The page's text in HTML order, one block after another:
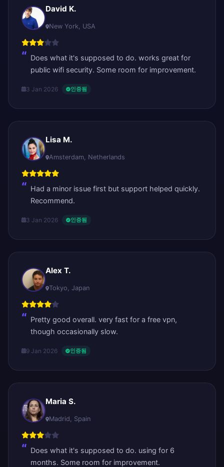
David K.
New York, USA
Does what it's supposed to do. works great for
public wifi security. Some room for improvement.
3 Jan 2026 인증됨
Lisa M.
Amsterdam, Netherlands
Had a minor issue first but support helped quickly.
Recommend.
3 Jan 2026 인증됨
Alex T.
Tokyo, Japan
Pretty good overall. very fast for a free vpn,
though occasionally slow.
9 Jan 2026 인증됨
Maria S.
Madrid, Spain
Does what it's supposed to do. using for 6
months. Some room for improvement.